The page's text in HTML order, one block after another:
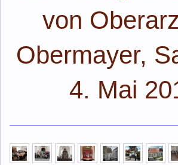
von
Obermayer,
4. Mai